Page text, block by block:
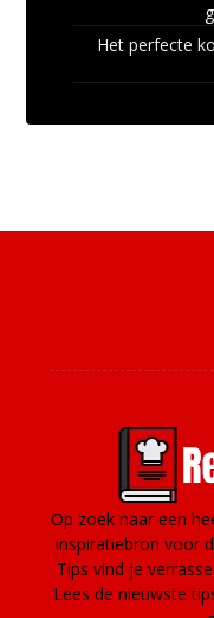
Het perfecte
Op zoek naar een
inspiratiebron voor
Tips vind je
Lees de nieuwste